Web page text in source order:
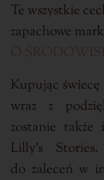
Te wszystkie
zapachowe
Kupując świecę
wraz z
zostanie
Lilly’s
do zaleceń w